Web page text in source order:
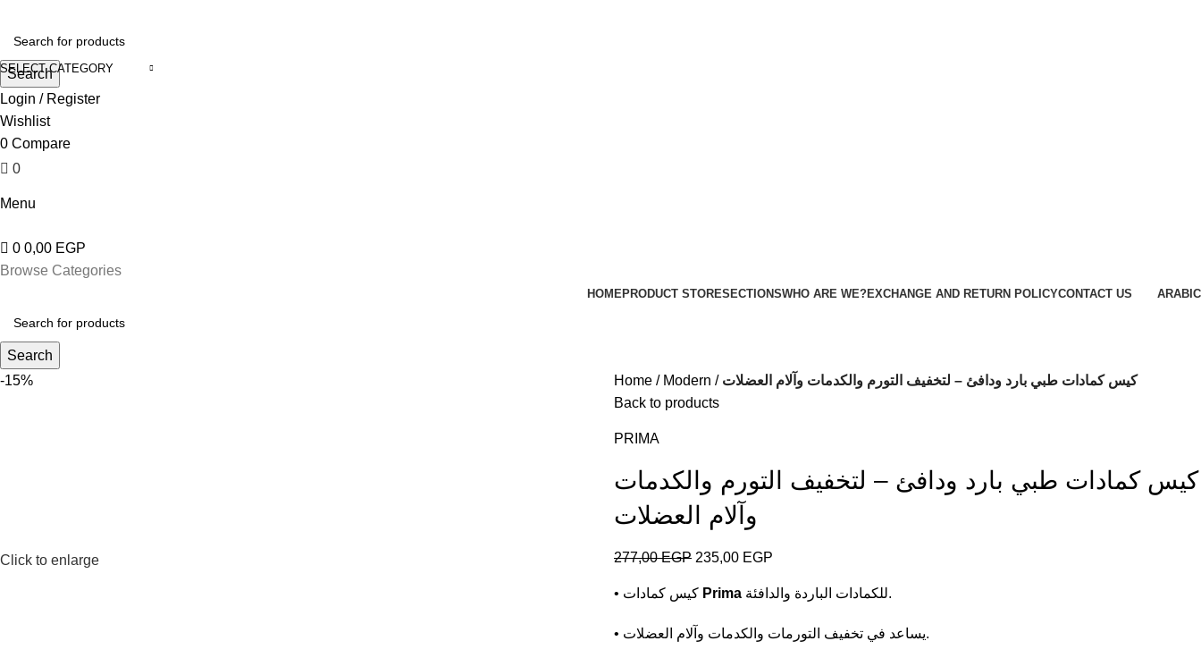
SELECT CATEGORY
Search
Login / Register
Wishlist
0 Compare
0
Menu
0 0,00 EGP
Browse Categories
HOMEPRODUCT STORESECTIONSWHO ARE WE?EXCHANGE AND RETURN POLICYCONTACT US ARABIC
Search
-15%
Click to enlarge
Home Modern
كيس كمادات طبي بارد ودافئ – لتخفيف التورم والكدمات وآلام العضلات
Back to products
PRIMA
كيس كمادات طبي بارد ودافئ – لتخفيف التورم والكدمات
وآلام العضلات
277,00EGP 235,00 EGP
Prima للكمادات الباردة والدافئة.
• يساعد في تخفيف التورمات والكدمات وآلام العضلات.